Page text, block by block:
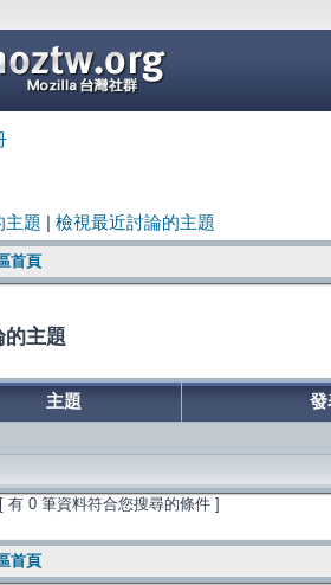
主題 檢視最近討論的主題
首頁
的主題
主題 發
[ 有 0 筆資料符合您搜尋的條件 ]
首頁